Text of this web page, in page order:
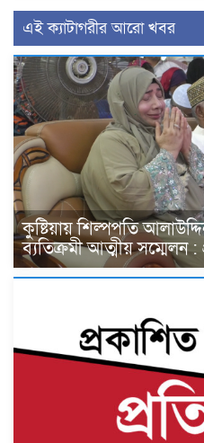
এই ক্যাটাগরীর আরো খবর
কুষ্টিয়ায় শিল্পপতি
ব্যতিক্রমী আত্মীয় সম্মেলন :